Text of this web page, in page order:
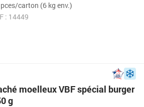
carton (6 kg env.)
: 14449
moelleux VBF spécial burger
g